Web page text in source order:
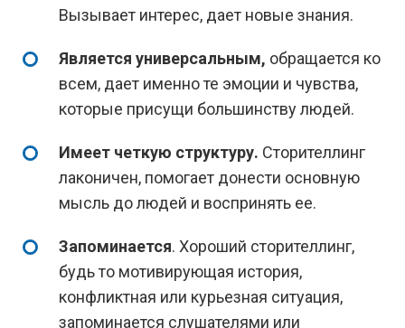
Вызывает интерес, дает новые знания.
Является универсальным, обращается ко
всем, дает именно те эмоции и чувства,
которые присущи большинству людей.
Имеет четкую структуру. Сторителлинг
лаконичен, помогает донести основную
мысль до людей и воспринять ее.
Запоминается. Хороший сторителлинг,
будь то мотивирующая история,
конфликтная или курьезная ситуация,
запоминается слушателями или